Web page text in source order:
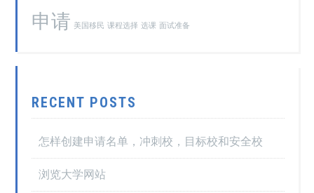
申请 美国移民 课程选择 选课 面试准备
RECENT POSTS
怎样创建申请名单，冲刺校，目标校和安全校
浏览大学网站